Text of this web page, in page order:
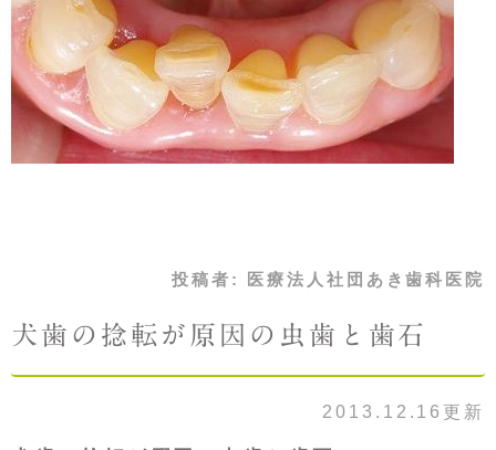
投稿者: 医療法人社団あき歯科医院
犬歯の捻転が原因の虫歯と歯石
2013.12.16更新